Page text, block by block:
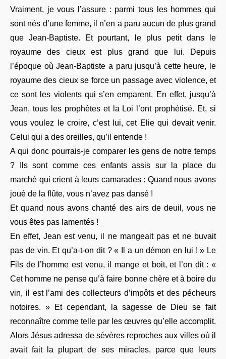
Vraiment, je vous l’assure : parmi tous les hommes qui
sont nés d’une femme, il n’en a paru aucun de plus grand
que Jean-Baptiste. Et pourtant, le plus petit dans le
royaume des cieux est plus grand que lui. Depuis
l’époque où Jean-Baptiste a paru jusqu’à cette heure, le
royaume des cieux se force un passage avec violence, et
ce sont les violents qui s’en emparent. En effet, jusqu’à
Jean, tous les prophètes et la Loi l’ont prophétisé. Et, si
vous voulez le croire, c’est lui, cet Elie qui devait venir.
Celui qui a des oreilles, qu’il entende !
A qui donc pourrais-je comparer les gens de notre temps
? Ils sont comme ces enfants assis sur la place du
marché qui crient à leurs camarades : Quand nous avons
joué de la flûte, vous n’avez pas dansé !
Et quand nous avons chanté des airs de deuil, vous ne
vous êtes pas lamentés !
En effet, Jean est venu, il ne mangeait pas et ne buvait
pas de vin. Et qu’a-t-on dit ? « Il a un démon en lui ! » Le
Fils de l’homme est venu, il mange et boit, et l’on dit : «
Cet homme ne pense qu’à faire bonne chère et à boire du
vin, il est l’ami des collecteurs d’impôts et des pécheurs
notoires. » Et cependant, la sagesse de Dieu se fait
reconnaître comme telle par les œuvres qu’elle accomplit.
Alors Jésus adressa de sévères reproches aux villes où il
avait fait la plupart de ses miracles, parce que leurs